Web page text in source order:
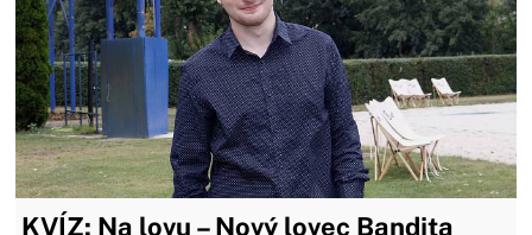
KVÍZ: Na lovu – Nový lovec Bandita